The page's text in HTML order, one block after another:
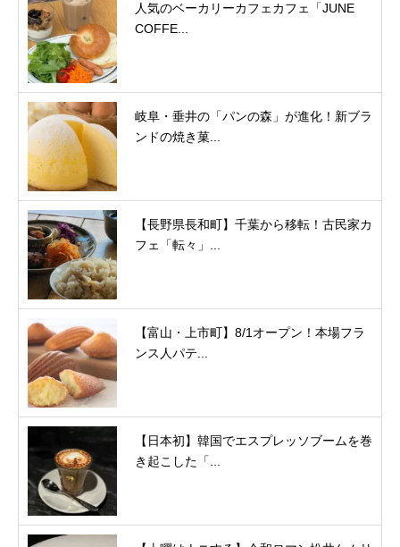
人気のベーカリーカフェカフェ「JUNE
COFFE...
岐阜・垂井の「パンの森」が進化！新ブラ
ンドの焼き菓...
【長野県長和町】千葉から移転！古民家カ
フェ「転々」...
【富山・上市町】8/1オープン！本場フラ
ンス人パテ...
【日本初】韓国でエスプレッソブームを巻
き起こした「...